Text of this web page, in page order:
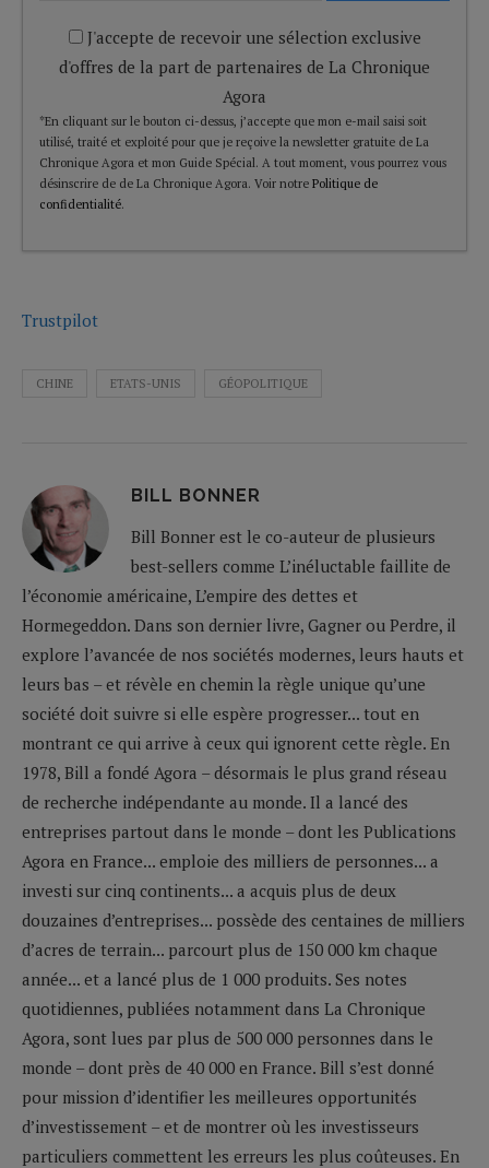
J'accepte de recevoir une sélection exclusive
d'offres de la part de partenaires de La Chronique
Agora
*En cliquant sur le bouton ci-dessus, j’accepte que mon e-mail saisi soit
utilisé, traité et exploité pour que je reçoive la newsletter gratuite de La
Chronique Agora et mon Guide Spécial. A tout moment, vous pourrez vous
désinscrire de de La Chronique Agora. Voir notre Politique de
confidentialité.
Trustpilot
CHINE ETATS-UNIS GÉOPOLITIQUE
BILL BONNER
Bill Bonner est le co-auteur de plusieurs
best-sellers comme L’inéluctable faillite de
l’économie américaine, L’empire des dettes et
Hormegeddon. Dans son dernier livre, Gagner ou Perdre, il
explore l’avancée de nos sociétés modernes, leurs hauts et
leurs bas – et révèle en chemin la règle unique qu’une
société doit suivre si elle espère progresser... tout en
montrant ce qui arrive à ceux qui ignorent cette règle. En
1978, Bill a fondé Agora – désormais le plus grand réseau
de recherche indépendante au monde. Il a lancé des
entreprises partout dans le monde – dont les Publications
Agora en France... emploie des milliers de personnes... a
investi sur cinq continents... a acquis plus de deux
douzaines d’entreprises... possède des centaines de milliers
d’acres de terrain... parcourt plus de 150 000 km chaque
année... et a lancé plus de 1 000 produits. Ses notes
quotidiennes, publiées notamment dans La Chronique
Agora, sont lues par plus de 500 000 personnes dans le
monde – dont près de 40 000 en France. Bill s’est donné
pour mission d’identifier les meilleures opportunités
d’investissement – et de montrer où les investisseurs
particuliers commettent les erreurs les plus coûteuses. En